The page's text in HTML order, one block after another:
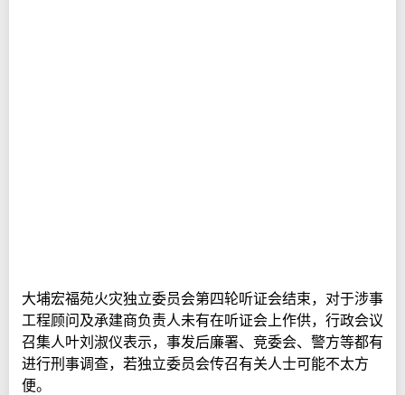
大埔宏福苑火灾独立委员会第四轮听证会结束，对于涉事
工程顾问及承建商负责人未有在听证会上作供，行政会议
召集人叶刘淑仪表示，事发后廉署、竞委会、警方等都有
进行刑事调查，若独立委员会传召有关人士可能不太方
便。